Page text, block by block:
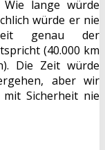
lange würde
würde er nie
genau der
(40.000 km
Die Zeit würde
aber wir
Sicherheit nie